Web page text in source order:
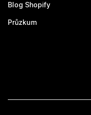
Blog Shopify
Průzkum